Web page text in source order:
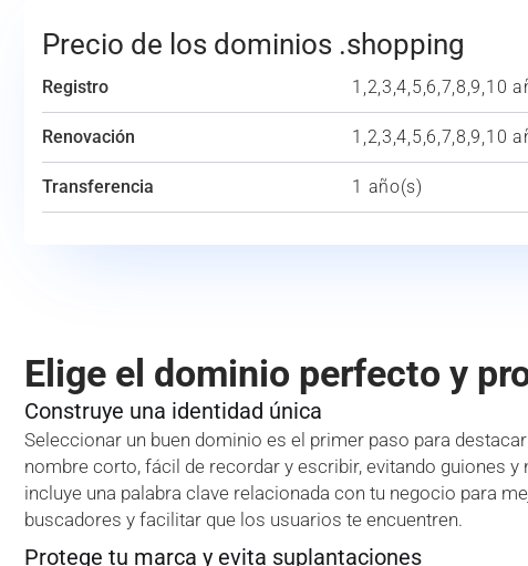
Precio de los dominios .shopping
Registro 1,2,3,4,5,6,7,8,9,10
Renovación 1,2,3,4,5,6,7,8,9,10
Transferencia 1 año(s)
Elige el dominio perfecto y
Construye una identidad única
Seleccionar un buen dominio es el primer paso para
nombre corto, fácil de recordar y escribir, evitando guiones y
incluye una palabra clave relacionada con tu negocio para
buscadores y facilitar que los usuarios te encuentren.
Protege tu marca y evita suplantaciones